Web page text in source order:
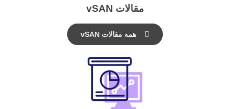
مقالات vSAN
همه مقالات vSAN